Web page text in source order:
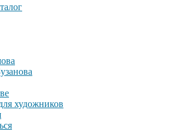
художников